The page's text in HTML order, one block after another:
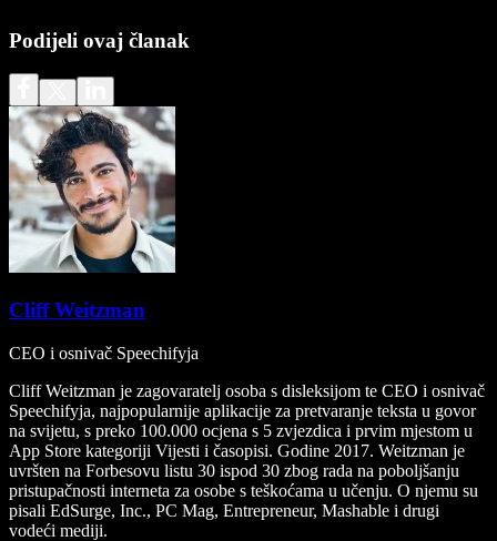
Podijeli ovaj članak
Cliff Weitzman
CEO i osnivač Speechifyja
Cliff Weitzman je zagovaratelj osoba s disleksijom te CEO i osnivač
Speechifyja, najpopularnije aplikacije za pretvaranje teksta u govor
na svijetu, s preko 100.000 ocjena s 5 zvjezdica i prvim mjestom u
App Store kategoriji Vijesti i časopisi. Godine 2017. Weitzman je
uvršten na Forbesovu listu 30 ispod 30 zbog rada na poboljšanju
pristupačnosti interneta za osobe s teškoćama u učenju. O njemu su
pisali EdSurge, Inc., PC Mag, Entrepreneur, Mashable i drugi
vodeći mediji.